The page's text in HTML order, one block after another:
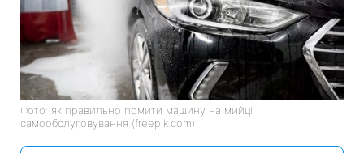
Фото: як правильно помити машину на мийці
самообслуговування (freepik.com)